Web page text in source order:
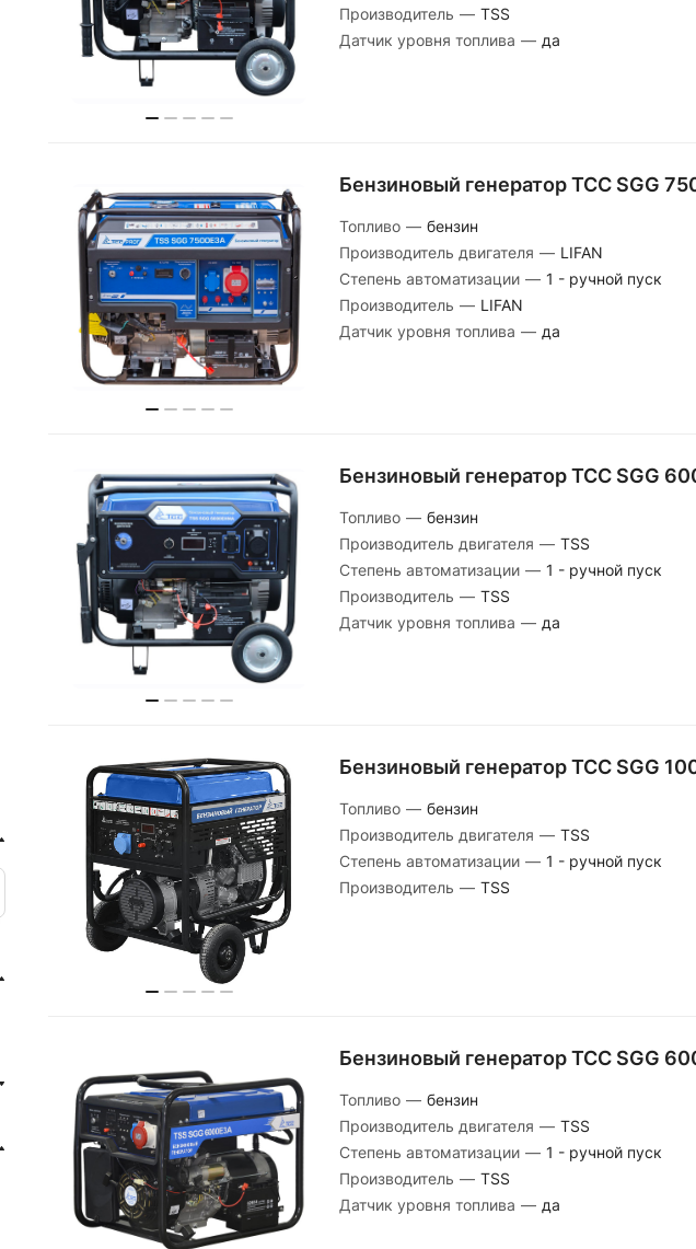
Производитель — TSS
Датчик уровня топлива — да
Бензиновый генератор ТСС SGG
Топливо — бензин
Производитель двигателя — LIFAN
Степень автоматизации — 1 - ручной пуск
Производитель — LIFAN
Датчик уровня топлива — да
Бензиновый генератор ТСС SGG
Топливо — бензин
Производитель двигателя — TSS
Степень автоматизации — 1 - ручной пуск
Производитель — TSS
Датчик уровня топлива — да
Бензиновый генератор ТСС SGG
Топливо — бензин
Производитель двигателя — TSS
Степень автоматизации — 1 - ручной пуск
Производитель — TSS
Бензиновый генератор ТСС SGG
Топливо — бензин
Производитель двигателя — TSS
Степень автоматизации — 1 - ручной пуск
Производитель — TSS
Датчик уровня топлива — да